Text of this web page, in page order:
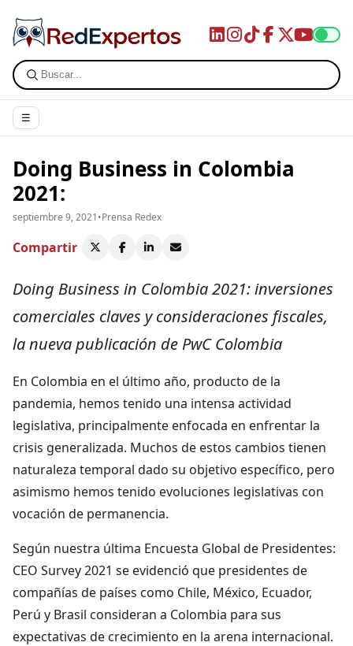
☰
Doing Business in Colombia
2021:
septiembre 9, 2021•Prensa Redex
Compartir
Doing Business in Colombia 2021: inversiones
comerciales claves y consideraciones fiscales,
la nueva publicación de PwC Colombia
En Colombia en el último año, producto de la
pandemia, hemos tenido una intensa actividad
legislativa, principalmente enfocada en enfrentar la
crisis generalizada. Muchos de estos cambios tienen
naturaleza temporal dado su objetivo específico, pero
asimismo hemos tenido evoluciones legislativas con
vocación de permanencia.
Según nuestra última Encuesta Global de Presidentes:
CEO Survey 2021 se evidenció que presidentes de
compañías de países como Chile, México, Ecuador,
Perú y Brasil consideran a Colombia para sus
expectativas de crecimiento en la arena internacional.